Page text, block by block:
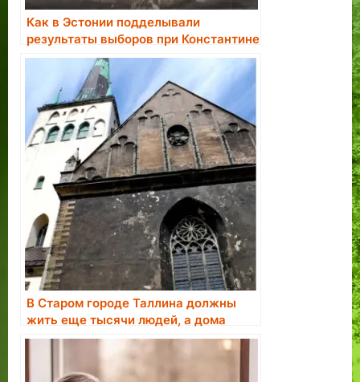
Как в Эстонии подделывали
результаты выборов при Константине
Пятсе.
В Старом городе Таллина должны
жить еще тысячи людей, а дома
нужно отобрать у недобросовестных